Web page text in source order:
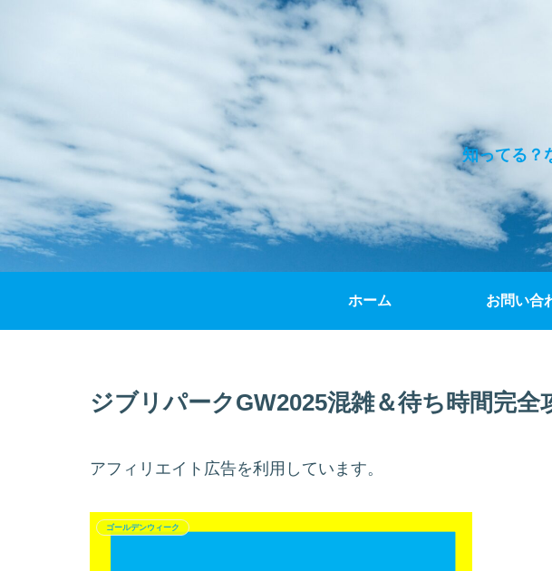
知ってる？
ホーム お問い合
ジブリパークGW2025混雑＆待ち時間完全
アフィリエイト広告を利用しています。
ゴールデンウィーク